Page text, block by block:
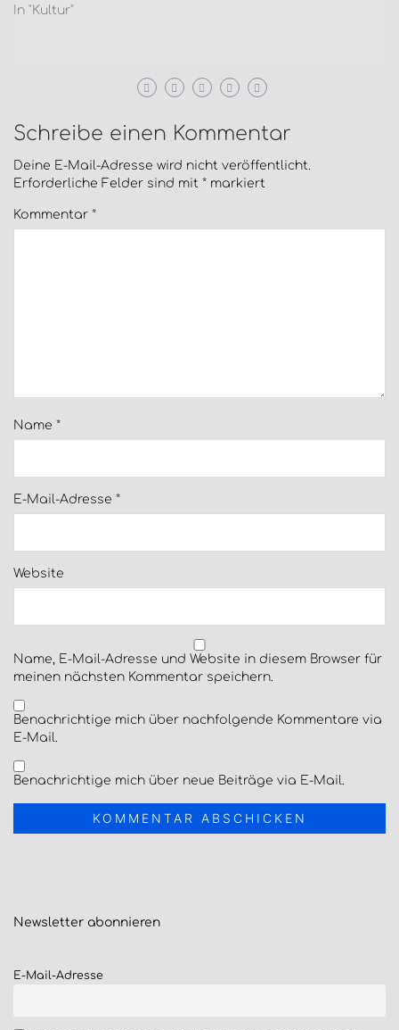
In "Kultur"
Schreibe einen Kommentar
Deine E-Mail-Adresse wird nicht veröffentlicht.
Erforderliche Felder sind mit * markiert
Kommentar *
Name *
E-Mail-Adresse *
Website
Name, E-Mail-Adresse und Website in diesem Browser für
meinen nächsten Kommentar speichern.
Benachrichtige mich über nachfolgende Kommentare via
E-Mail.
Benachrichtige mich über neue Beiträge via E-Mail.
Newsletter abonnieren
E-Mail-Adresse